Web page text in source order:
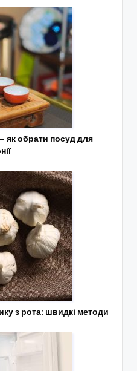
як обрати посуд для
з рота: швидкі методи